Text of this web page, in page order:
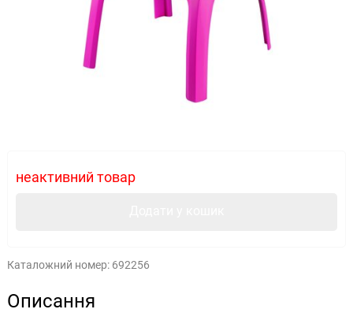
неактивний товар
Каталожний номер: 692256
Описання